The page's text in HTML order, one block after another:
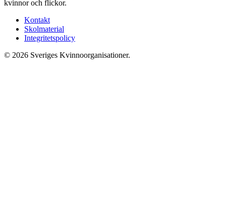
kvinnor och flickor.
Kontakt
Skolmaterial
Integritetspolicy
© 2026 Sveriges Kvinnoorganisationer.